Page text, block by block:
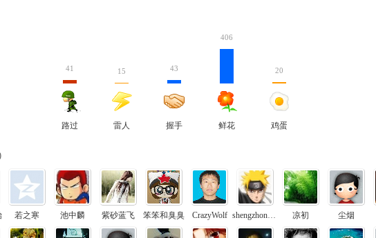
41
路过
15
雷人
43
握手
406
鲜花
20
鸡蛋
若之寒 池中麟 紫砂蓝飞 笨笨和臭臭 CrazyWolf shengzhongkui 凉初 尘烟